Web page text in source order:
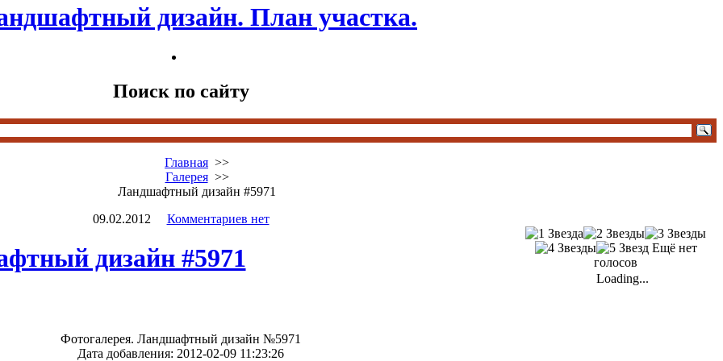
дизайн. План участка.
Поиск по сайту
Главная >>
Галерея>>
Ландшафтный дизайн #5971
09.02.2012
Комментариев нет
Ещё нет
голосов
Loading...
дизайн #5971
Фотогалерея. Ландшафтный дизайн №5971
Дата добавления: 2012-02-09 11:23:26